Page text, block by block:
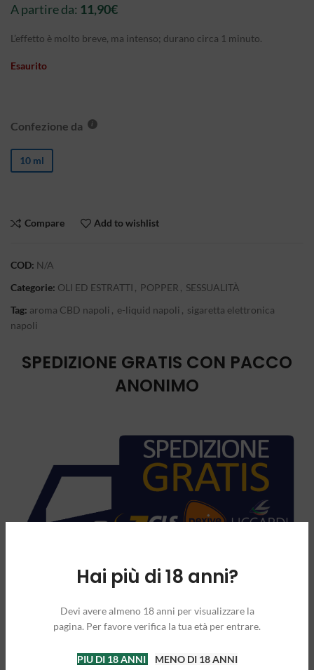
Hai più di 18 anni?
Devi avere almeno 18 anni per visualizzare la
pagina. Per favore verifica la tua età per entrare.
PIU DI 18 ANNI MENO DI 18 ANNI
A partire da: 11,90€
L’effetto è molto breve, ma intenso; durano circa 1 minuto.
Esaurito
Confezione da
10 ml
Compare Add to wishlist
COD: N/A
Categorie: OLI ED ESTRATTI , POPPER , SESSUALITÀ
Tag: aroma CBD napoli , e-liquid napoli , sigaretta elettronica
napoli
SPEDIZIONE GRATIS CON PACCO
ANONIMO